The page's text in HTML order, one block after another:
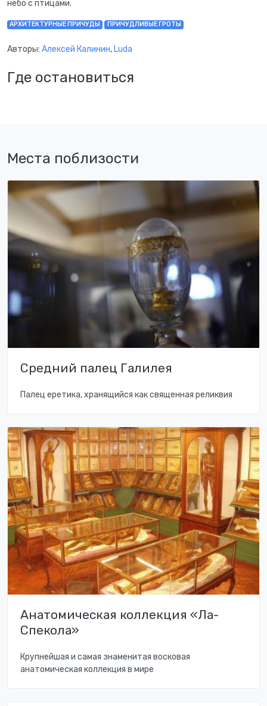
небо с птицами.
АРХИТЕКТУРНЫЕ ПРИЧУДЫ ПРИЧУДЛИВЫЕ ГРОТЫ
Авторы: Алексей Калинин, Luda
Где остановиться
Места поблизости
Средний палец Галилея
Палец еретика, хранящийся как священная реликвия
Анатомическая коллекция «Ла-
Спекола»
Крупнейшая и самая знаменитая восковая
анатомическая коллекция в мире